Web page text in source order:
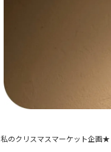
私のクリスマスマーケット企画★